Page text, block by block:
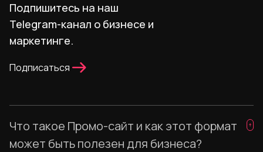
Подпишитесь на наш
Telegram-канал о бизнесе и
маркетинге.
Подписаться
Что такое Промо-сайт и как этот формат
может быть полезен для бизнеса?